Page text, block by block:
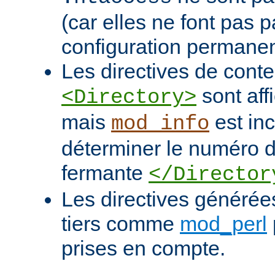
(car elles ne font pas
configuration
Les directives de
<Directory> sont
mais mod_info est
déterminer le numéro
fermante </
Les directives
tiers comme mod_perl
prises en compte.